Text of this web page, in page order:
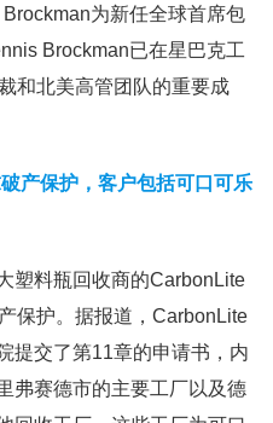
为新任全球首席包
Brockman已在星巴克工
和北美高管团队的重要成
产保护，客户包括可口可乐
塑料瓶回收商的CarbonLite
保护。据报道，CarbonLite
提交了第11章的申请书，内
弗赛德市的主要工厂以及德